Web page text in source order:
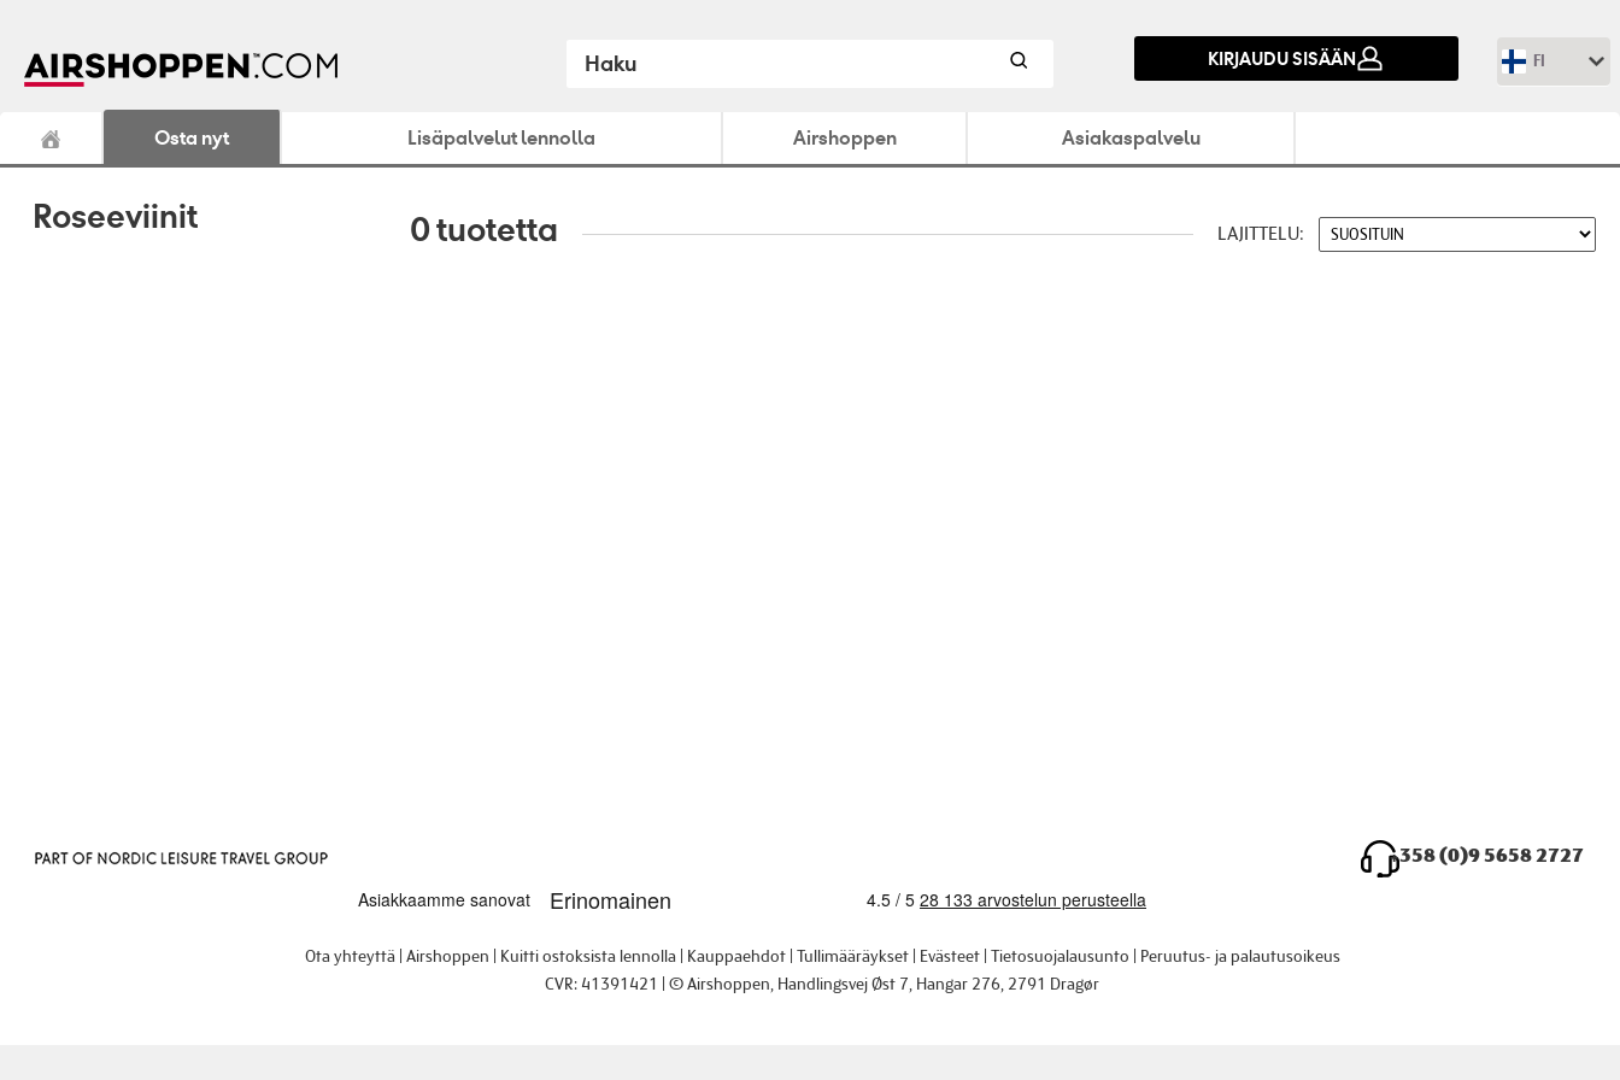
KIRJAUDU SISÄÄN FI
Osta nyt Lisäpalvelut lennolla Airshoppen Asiakaspalvelu
Roseeviinit 0tuotetta LAJITTELU:
+358 (0)9 5658 2727
Ota yhteyttä Airshoppen Kuitti ostoksista lennolla Kauppaehdot Tullimääräykset Evästeet Tietosuojalausunto
Peruutus- ja palautusoikeus
CVR: 41391421
© Airshoppen , Handlingsvej Øst 7, Hangar 276, 2791 Dragør